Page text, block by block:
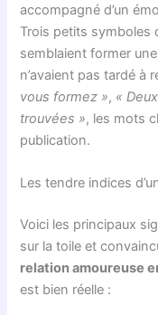
accompagné d’un
Trois petits symboles
semblaient former
n’avaient pas tardé à
vous formez », «
trouvées », les mots
publication.
Les tendre indices
Voici les principaux
sur la toile et
relation amoureuse
est bien réelle :